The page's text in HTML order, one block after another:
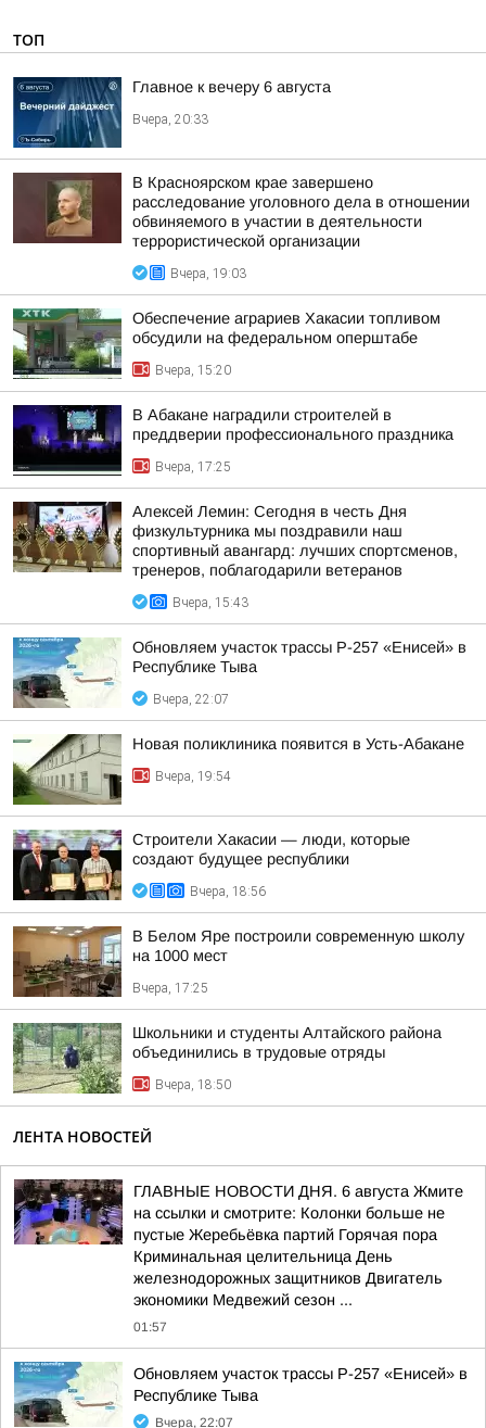
ТОП
Главное к вечеру 6 августа
Вчера, 20:33
В Красноярском крае завершено
расследование уголовного дела в отношении
обвиняемого в участии в деятельности
террористической организации
Вчера, 19:03
Обеспечение аграриев Хакасии топливом
обсудили на федеральном оперштабе
Вчера, 15:20
В Абакане наградили строителей в
преддверии профессионального праздника
Вчера, 17:25
Алексей Лемин: Сегодня в честь Дня
физкультурника мы поздравили наш
спортивный авангард: лучших спортсменов,
тренеров, поблагодарили ветеранов
Вчера, 15:43
Обновляем участок трассы Р-257 «Енисей» в
Республике Тыва
Вчера, 22:07
Новая поликлиника появится в Усть-Абакане
Вчера, 19:54
Строители Хакасии — люди, которые
создают будущее республики
Вчера, 18:56
В Белом Яре построили современную школу
на 1000 мест
Вчера, 17:25
Школьники и студенты Алтайского района
объединились в трудовые отряды
Вчера, 18:50
ЛЕНТА НОВОСТЕЙ
ГЛАВНЫЕ НОВОСТИ ДНЯ. 6 августа Жмите
на ссылки и смотрите: Колонки больше не
пустые Жеребьёвка партий Горячая пора
Криминальная целительница День
железнодорожных защитников Двигатель
экономики Медвежий сезон ...
01:57
Обновляем участок трассы Р-257 «Енисей» в
Республике Тыва
Вчера, 22:07